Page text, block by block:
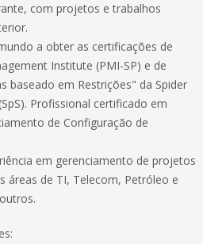
com projetos e trabalhos
a obter as certificações de
Institute (PMI-SP) e de
baseado em Restrições" da Spider
Profissional certificado em
de Configuração de
em gerenciamento de projetos
áreas de TI, Telecom, Petróleo e